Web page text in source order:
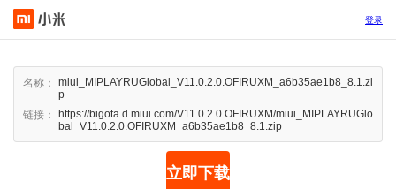
登录
名称：
miui_MIPLAYRUGlobal_V11.0.2.0.OFIRUXM_a6b35ae1b8_8.1.zi
p
链接：
https://bigota.d.miui.com/V11.0.2.0.OFIRUXM/miui_MIPLAYRUGlo
bal_V11.0.2.0.OFIRUXM_a6b35ae1b8_8.1.zip
立即下载